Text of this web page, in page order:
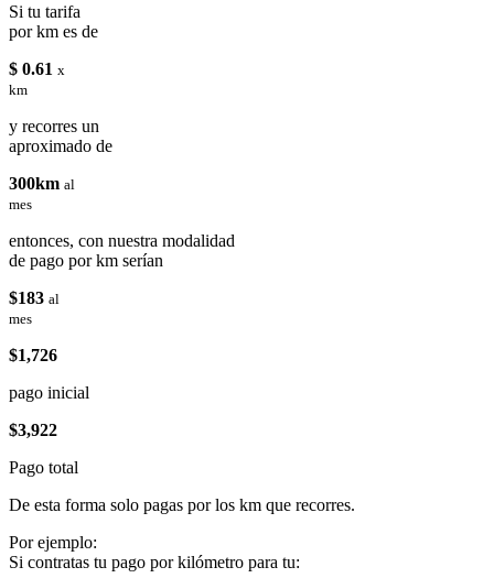
Si tu tarifa
por km es de
$ 0.61 x
km
y recorres un
aproximado de
300km al
mes
entonces, con nuestra modalidad
de pago por km serían
$183 al
mes
$1,726
pago inicial
$3,922
Pago total
De esta forma solo pagas por los km que recorres.
Por ejemplo:
Si contratas tu pago por kilómetro para tu: